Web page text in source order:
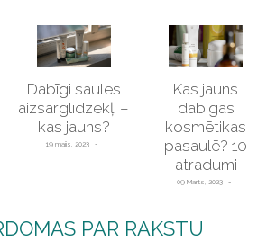
Dabīgi saules
aizsarglīdzekļi –
kas jauns?
19 maijs, 2023
Kas jauns
dabīgās
kosmētikas
pasaulē? 10
atradumi
09 Marts, 2023
PAR RAKSTU